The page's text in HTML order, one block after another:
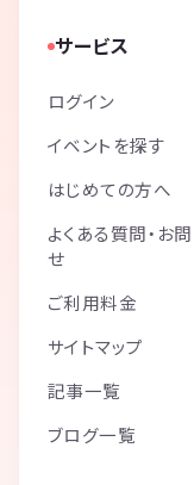
サービス
ログイン
イベントを探す
はじめての方へ
よくある質問・お
せ
ご利用料金
サイトマップ
記事一覧
ブログ一覧